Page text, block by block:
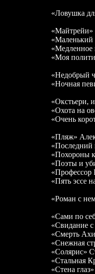
«Ловушка
«Маленький
«Медленное
«Моя
«Недобрый
«Ночная
«Окстьери,
«Охота на
«Очень
«Пляж»
«Последний
«Похороны
«Поэты и
«Профессор
«Пять эссе
«Роман с
«Сами по
«Свидание
«Смерть
«Снежная
«Солярис»
«Стальная
«Стена